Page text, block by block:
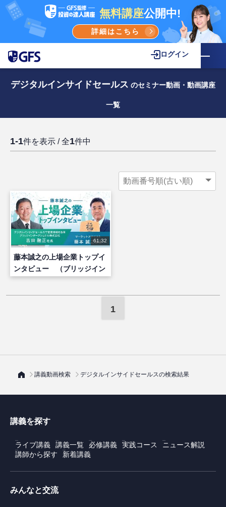
無料講座公開中!
詳細はこちら
ログイン
デジタルインサイドセールス のセミナー動画・動画講座
一覧
1-1件を表示 / 全1件中
61:32
藤本誠之の上場企業トップイ
ンタビュー （ブリッジイン
ターナショナル株式会社 吉
1
講義動画検索 デジタルインサイドセールスの検索結果
講義を探す
ライブ講義 講義一覧 必修講義 実践コース
ニュース解説
講師から探す
新着講義
みんなと交流